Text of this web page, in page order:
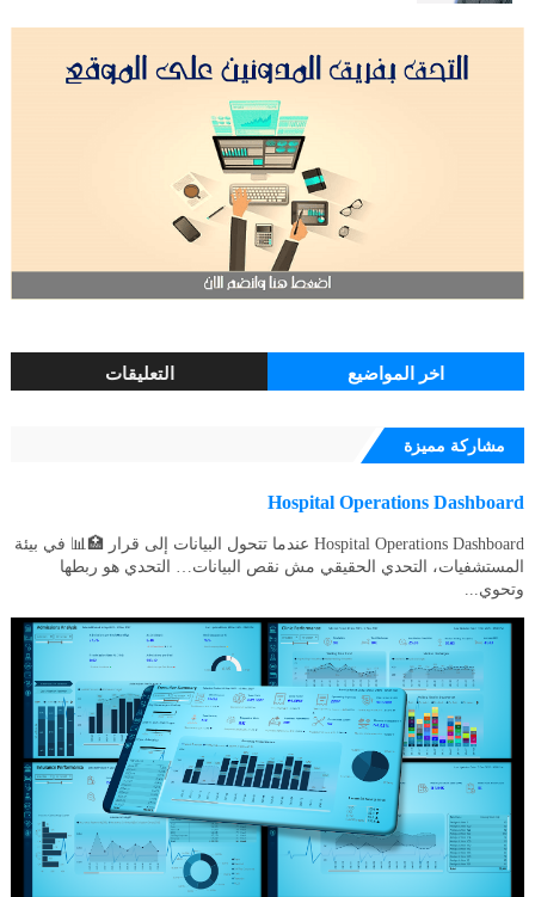
اخر المواضيع التعليقات
مشاركة مميزة
Hospital Operations Dashboard
Hospital Operations Dashboard عندما تتحول البيانات إلى قرار 🏥📊 في بيئة
المستشفيات، التحدي الحقيقي مش نقص البيانات… التحدي هو ربطها
وتحوي...